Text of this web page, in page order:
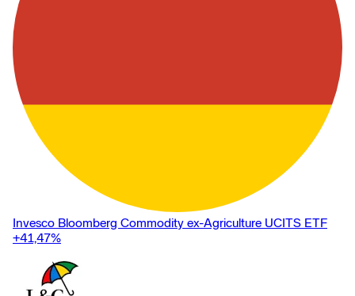
Invesco Bloomberg Commodity ex-Agriculture UCITS ETF
+41,47%